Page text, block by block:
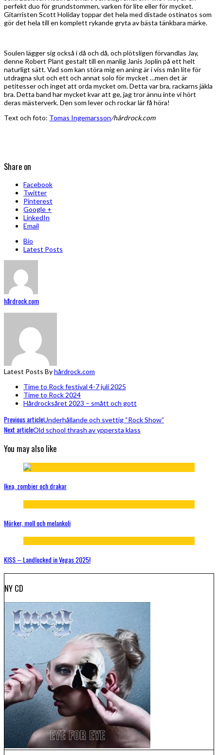
perfekt duo för grundstommen, varken för lite eller för mycket.
Gitarristen Scott Holiday toppar det hela med distade ostinatos som
gör det hela till en komplett rykande gryta av bästa tänkbara märke.
Soulen lägger sig också i då och då, och plötsligen förvandlas Jay,
denne Robert Plant gestalt till en manlig Janis Joplin på ett helt
naturligt sätt. Vad som kan störa mig en aning är i viss mån lite för
utdragna slut och ett och annat solo för mycket …men det är
petitesser och inget att orda mycket om. Detta var bra, rackarns jäkla
bra. Detta band har mycket kvar att ge, jag tror ännu inte vi hört
deras mästerverk. Den som lever och rockar lär få höra!
Text och foto: Tomas Ingemarsson/hårdrock.com
Share on
Facebook
Twitter
Pinterest
Google +
LinkedIn
Email
Bio
Latest Posts
hårdrock.com
Latest Posts Byhårdrock.com
Time to Rock festival 4-7 juli 2025
Time to Rock 2024
Hårdrocksåret 2023 – smått och gott
Previous articleUnderhållande och svettig “Rock Show”
Next articleOld school thrash av yppersta klass
You may also like
Ikea, zombier och drakar
Mörker, moll och melankoli
KISS – Landlocked in Vegas 2025!
NY CD